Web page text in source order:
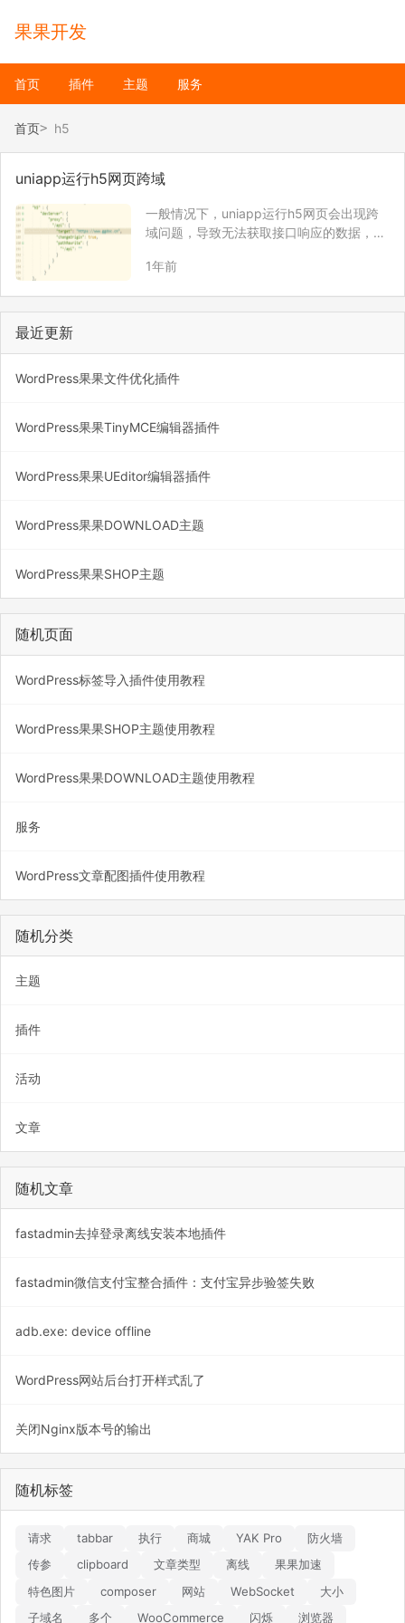
果果开发
首页 插件 主题 服务
首页 h5
uniapp运行h5网页跨域
一般情况下，uniapp运行h5网页会出现跨
域问题，导致无法获取接口响应的数据，原
p://localhost:8080，如果接口域名不同，
1年前
最近更新
WordPress果果文件优化插件
WordPress果果TinyMCE编辑器插件
WordPress果果UEditor编辑器插件
WordPress果果DOWNLOAD主题
WordPress果果SHOP主题
随机页面
WordPress标签导入插件使用教程
WordPress果果SHOP主题使用教程
WordPress果果DOWNLOAD主题使用教程
服务
WordPress文章配图插件使用教程
随机分类
主题
插件
活动
文章
随机文章
fastadmin去掉登录离线安装本地插件
fastadmin微信支付宝整合插件：支付宝异步验签失败
adb.exe: device offline
WordPress网站后台打开样式乱了
关闭Nginx版本号的输出
随机标签
请求 tabbar 执行 商城 YAK Pro
防火墙
传参
clipboard 文章类型 离线
果果加速
特色图片
composer 网站 WebSocket
大小
子域名
多个 WooCommerce 闪烁 浏览器